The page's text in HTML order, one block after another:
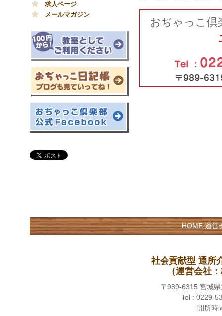
おぢゃっこ倶
求人ページ
メールマガジン
HOME 運営
社会貢献型 通所
（運営会社
〒989-6315 宮城
Tel : 0229-
開所時